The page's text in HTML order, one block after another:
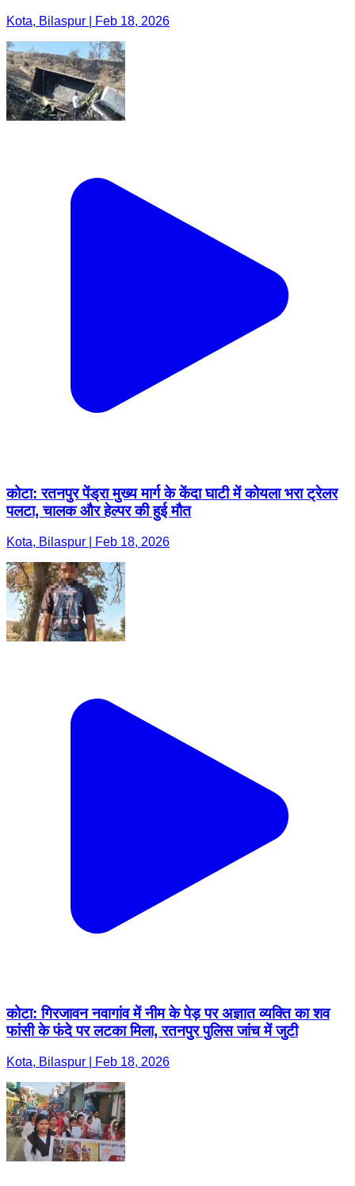
Kota, Bilaspur | Feb 18, 2026
कोटा: रतनपुर पेंड्रा मुख्य मार्ग के केंदा घाटी में कोयला भरा ट्रेलर
पलटा, चालक और हेल्पर की हुई मौत
Kota, Bilaspur | Feb 18, 2026
कोटा: गिरजावन नवागांव में नीम के पेड़ पर अज्ञात व्यक्ति का शव
फांसी के फंदे पर लटका मिला, रतनपुर पुलिस जांच में जुटी
Kota, Bilaspur | Feb 18, 2026